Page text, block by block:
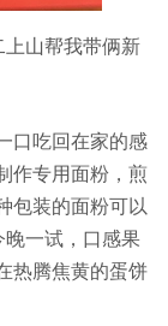
上山帮我带俩新
口吃回在家的感
作专用面粉，煎
包装的面粉可以
一试，口感果
热腾焦黄的蛋饼